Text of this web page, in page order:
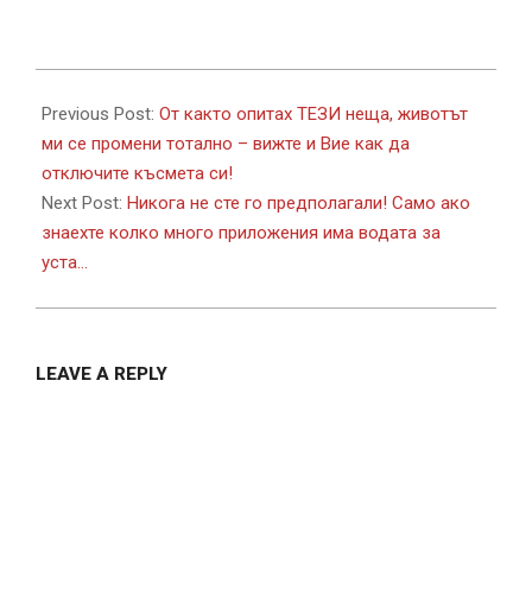
04-
12
Previous Post: От както опитах ТЕЗИ неща, животът
ми се промени тотално – вижте и Вие как да
отключите късмета си!
Next Post: Никога не сте го предполагали! Само ако
знаехте колко много приложения има водата за
уста…
LEAVE A REPLY